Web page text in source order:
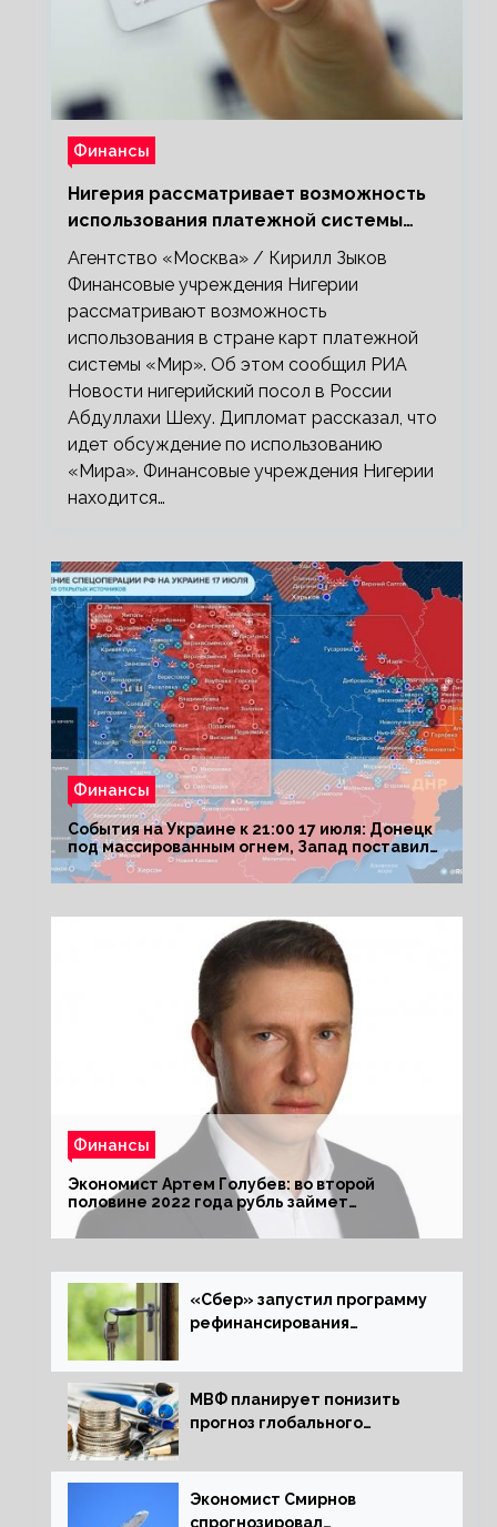
Финансы
Нигерия рассматривает возможность
использования платежной системы
«Мир»
Агентство «Москва» / Кирилл Зыков
Финансовые учреждения Нигерии
рассматривают возможность
использования в стране карт платежной
системы «Мир». Об этом сообщил РИА
Новости нигерийский посол в России
Абдуллахи Шеху. Дипломат рассказал, что
идет обсуждение по использованию
«Мира». Финансовые учреждения Нигерии
находится…
Финансы
События на Украине к 21:00 17 июля: Донецк
под массированным огнем, Запад поставил
Киеву ультиматум
Финансы
Экономист Артем Голубев: во второй
половине 2022 года рубль займет
комфортный курс
«Сбер» запустил программу
рефинансирования
МВФ планирует понизить
прогноз глобального
следующем отчете
Экономист Смирнов
спрогнозировал